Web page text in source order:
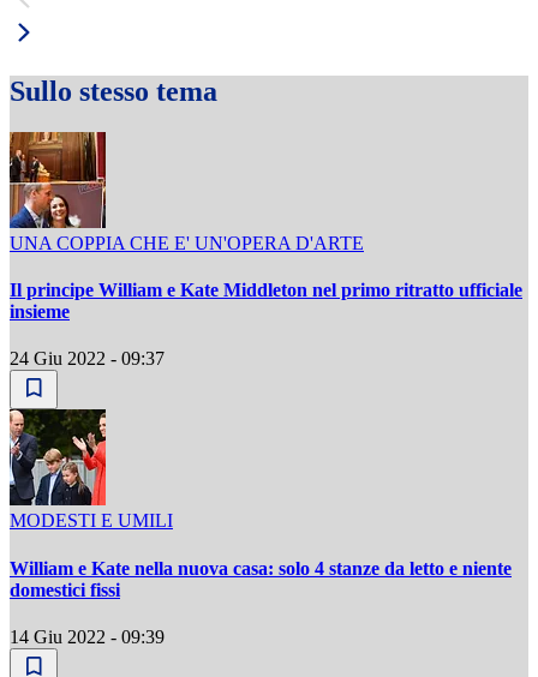
Sullo stesso tema
UNA COPPIA CHE E' UN'OPERA D'ARTE
Il principe William e Kate Middleton nel primo ritratto ufficiale
insieme
24 Giu 2022 - 09:37
MODESTI E UMILI
William e Kate nella nuova casa: solo 4 stanze da letto e niente
domestici fissi
14 Giu 2022 - 09:39